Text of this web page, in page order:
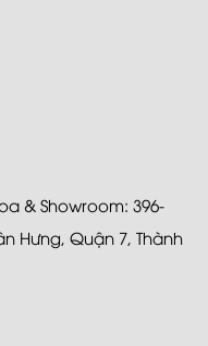
& Showroom: 396-
Hưng, Quận 7, Thành